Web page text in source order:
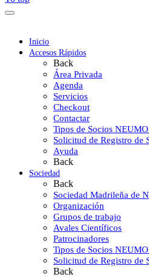
Inicio
Accesos Rápidos
Back
Área Privada
Agenda
Servicios
Checkout
Contactar
Tipos de Socios
Solicitud de Registro de
Ayuda
Back
Sociedad
Back
Sociedad Madrileña de
Organización
Grupos de trabajo
Avales Científicos
Patrocinadores
Tipos de Socios
Solicitud de Registro de
Back